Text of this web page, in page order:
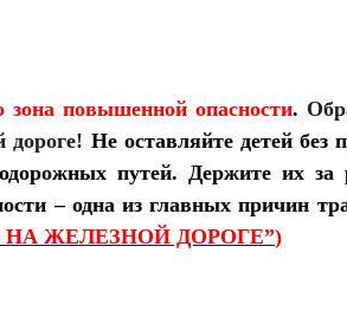
зона повышенной опасности.
дороге! Не оставляйте детей без
путей. Держите их
– одна из главных причин
НА ЖЕЛЕЗНОЙ ДОРОГЕ”)